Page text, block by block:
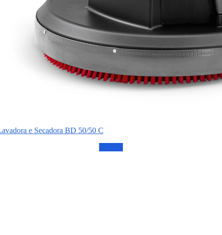
e Secadora BD 50/50 C